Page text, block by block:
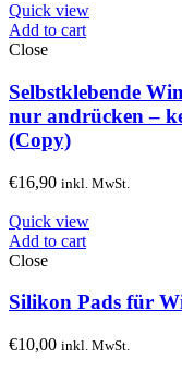
Quick view
Add to cart
Close
Selbstklebende
nur andrücken –
(Copy)
€16,90 inkl. MwSt.
Quick view
Add to cart
Close
Silikon Pads für
€10,00 inkl. MwSt.